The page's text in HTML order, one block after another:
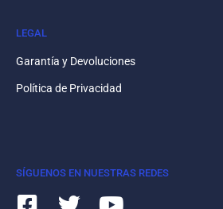
LEGAL
Garantía y Devoluciones
Política de Privacidad
SÍGUENOS EN NUESTRAS REDES